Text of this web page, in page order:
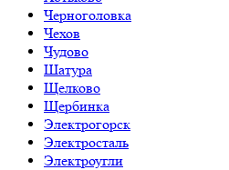
Черноголовка
Чехов
Чудово
Шатура
Щелково
Щербинка
Электрогорск
Электросталь
Электроугли